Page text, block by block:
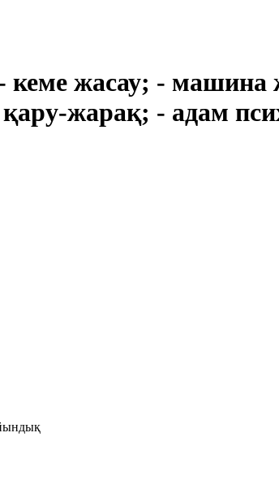
жасау; - машина
қару-жарақ; - адам